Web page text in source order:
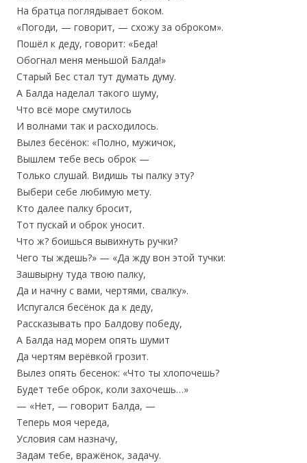
На братца поглядывает боком.
«Погоди, — говорит, — схожу за оброком».
Пошёл к деду, говорит: «Беда!
Обогнал меня меньшой Балда!»
Старый Бес стал тут думать думу.
А Балда наделал такого шуму,
Что всё море смутилось
И волнами так и расходилось.
Вылез бесёнок: «Полно, мужичок,
Вышлем тебе весь оброк —
Только слушай. Видишь ты палку эту?
Выбери себе любимую мету.
Кто далее палку бросит,
Тот пускай и оброк уносит.
Что ж? боишься вывихнуть ручки?
Чего ты ждешь?» — «Да жду вон этой тучки:
Зашвырну туда твою палку,
Да и начну с вами, чертями, свалку».
Испугался бесёнок да к деду,
Рассказывать про Балдову победу,
А Балда над морем опять шумит
Да чертям верёвкой грозит.
Вылез опять бесенок: «Что ты хлопочешь?
Будет тебе оброк, коли захочешь…»
— «Нет, — говорит Балда, —
Теперь моя череда,
Условия сам назначу,
Задам тебе, вражёнок, задачу.